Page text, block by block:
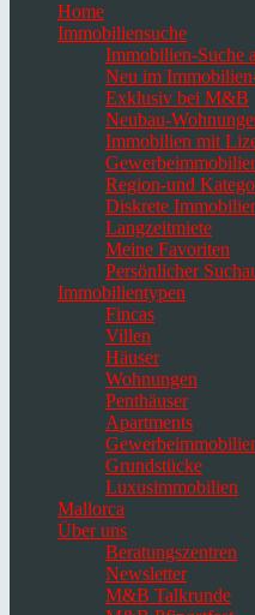
Home
Immobiliensuche
Immobilien-
Neu im
Exklusiv bei M&B
Neubau-
Immobilien mit
Region-und
Diskrete
Langzeitmiete
Meine Favoriten
Persönlicher
Immobilientypen
Fincas
Villen
Häuser
Wohnungen
Penthäuser
Apartments
Grundstücke
Luxusimmobilien
Mallorca
Über uns
Beratungszentren
Newsletter
M&B Talkrunde